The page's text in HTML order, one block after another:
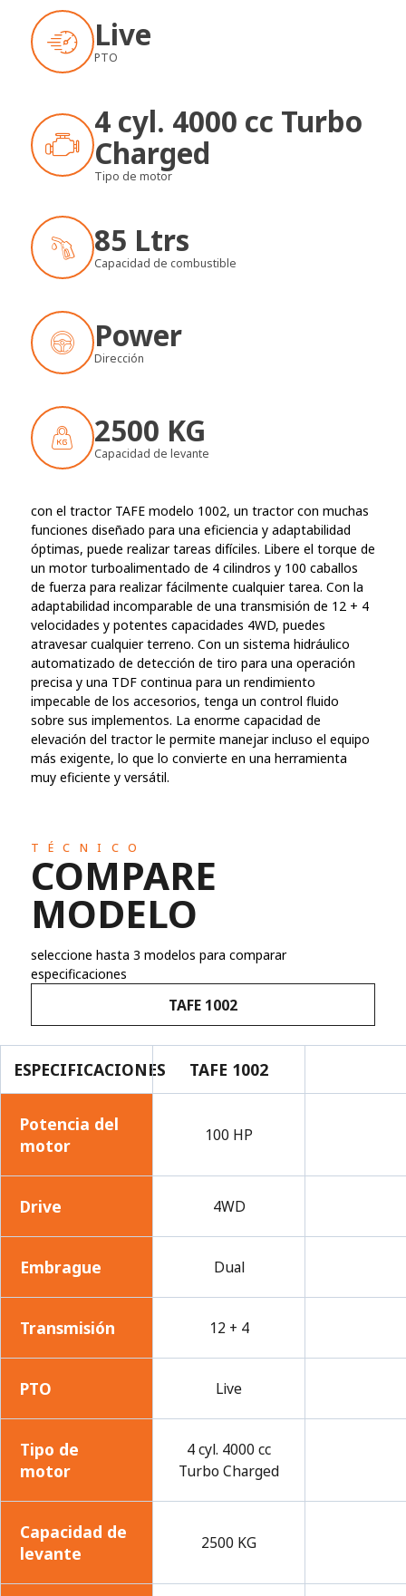
Live
PTO
4 cyl. 4000 cc Turbo
Charged
Tipo de motor
85 Ltrs
Capacidad de combustible
Power
Dirección
2500 KG
Capacidad de levante
con el tractor TAFE modelo 1002, un tractor con muchas
funciones diseñado para una eficiencia y adaptabilidad
óptimas, puede realizar tareas difíciles. Libere el torque de
un motor turboalimentado de 4 cilindros y 100 caballos
de fuerza para realizar fácilmente cualquier tarea. Con la
adaptabilidad incomparable de una transmisión de 12 + 4
velocidades y potentes capacidades 4WD, puedes
atravesar cualquier terreno. Con un sistema hidráulico
automatizado de detección de tiro para una operación
precisa y una TDF continua para un rendimiento
impecable de los accesorios, tenga un control fluido
sobre sus implementos. La enorme capacidad de
elevación del tractor le permite manejar incluso el equipo
más exigente, lo que lo convierte en una herramienta
muy eficiente y versátil.
TÉCNICO
COMPARE
MODELO
seleccione hasta 3 modelos para comparar
especificaciones
TAFE 1002
ESPECIFICACIONES TAFE 1002
Potencia del
motor
100 HP
Drive 4WD
Embrague Dual
Transmisión 12 + 4
PTO Live
Tipo de
motor
4 cyl. 4000 cc
Turbo Charged
Capacidad de
levante
2500 KG